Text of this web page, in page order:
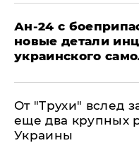
Ан-24 с
новые детали
украинского
От "Трухи" вслед
еще два крупных
Украины